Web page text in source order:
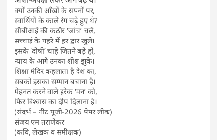
क्यों उनकी आँखों के सपनों पर,
स्वार्थियों के काले रंग चढ़े हुए थे?
सीबीआई की कठोर ‘जांच’ चले,
सच्चाई के पहरे में हर द्वार खुले।
इसके ‘दोषी’ चाहे जितने बड़े हों,
न्याय के आगे उनका शीश झुके।
शिक्षा मंदिर कहलाता है देश का,
सबको इसका सम्मान बचाना है।
मेहनत करने वाले हरेक ‘मन’ को,
फिर विश्वास का दीप दिलाना है।
(संदर्भ – नीट यूजी-2026 पेपर लीक)
संजय एम तराणेकर
(कवि, लेखक व समीक्षक)